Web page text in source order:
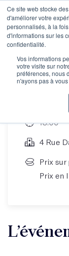
Ce site web stocke
d'améliorer votre
personnalisés, à la
d'informations sur les
confidentialité.
Vos informations
votre visite sur
préférences, nous
n'ayons pas à
18:00
4 Rue
Prix
Prix en